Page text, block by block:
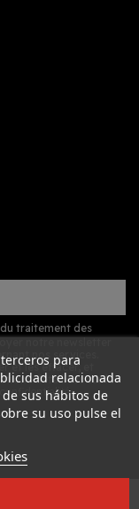
traitement des
nos services.
et les effacer, et
détaillées sur la
.
para
relacionada
sus hábitos de
su uso pulse el